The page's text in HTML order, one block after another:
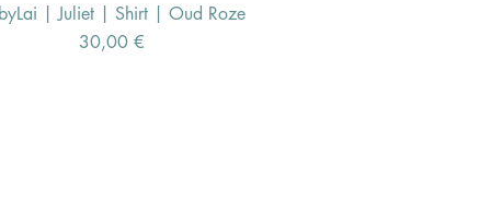
Schnellansicht
| Juliet | Shirt | Oud Roze
Preis
30,00 €